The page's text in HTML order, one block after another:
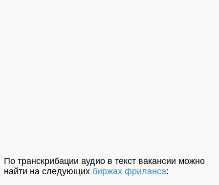
По транскрибации аудио в текст вакансии можно
найти на следующих биржах фриланса: